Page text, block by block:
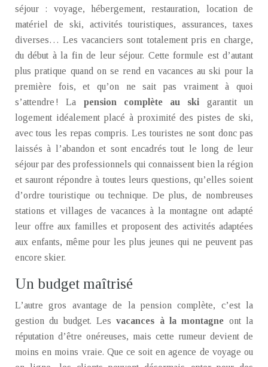
séjour : voyage, hébergement, restauration, location de
matériel de ski, activités touristiques, assurances, taxes
diverses… Les vacanciers sont totalement pris en charge,
du début à la fin de leur séjour. Cette formule est d’autant
plus pratique quand on se rend en vacances au ski pour la
première fois, et qu’on ne sait pas vraiment à quoi
s’attendre ! La pension complète au ski garantit un
logement idéalement placé à proximité des pistes de ski,
avec tous les repas compris. Les touristes ne sont donc pas
laissés à l’abandon et sont encadrés tout le long de leur
séjour par des professionnels qui connaissent bien la région
et sauront répondre à toutes leurs questions, qu’elles soient
d’ordre touristique ou technique. De plus, de nombreuses
stations et villages de vacances à la montagne ont adapté
leur offre aux familles et proposent des activités adaptées
aux enfants, même pour les plus jeunes qui ne peuvent pas
encore skier.
Un budget maîtrisé
L’autre gros avantage de la pension complète, c’est la
gestion du budget. Lesvacances à la montagne ont la
réputation d’être onéreuses, mais cette rumeur devient de
moins en moins vraie. Que ce soit en agence de voyage ou